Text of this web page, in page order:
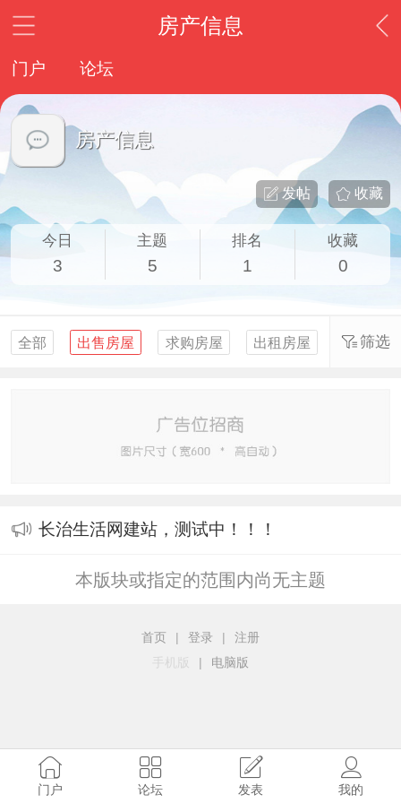
房产信息
门户 论坛
房产信息
收藏
发帖
今日
3
主题
5
排名
1
收藏
0
全部 出售房屋 求购房屋 出租房屋 求租房屋
筛选
长治生活网建站，测试中！！！
本版块或指定的范围内尚无主题
首页 | 登录 |
注册
手机版
| 电脑版
门户 论坛 发表 我的